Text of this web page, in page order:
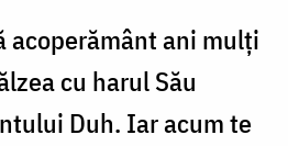
acope­rământ ani mulţi
cu harul Său
Duh. Iar acum te